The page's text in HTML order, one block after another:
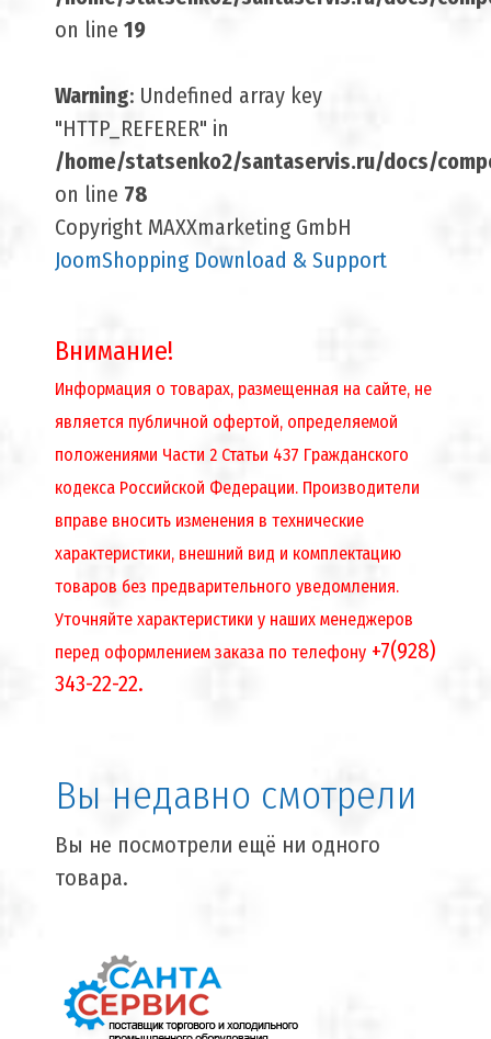
on line 19
Warning: Undefined array key
"HTTP_REFERER" in
/home/statsenko2/santaservis.ru/docs/
on line 78
Copyright MAXXmarketing GmbH
JoomShopping Download & Support
Внимание!
Информация о товарах, размещенная на сайте, не
является публичной офертой, определяемой
положениями Части 2 Статьи 437 Гражданского
кодекса Российской Федерации. Производители
вправе вносить изменения в технические
характеристики, внешний вид и комплектацию
товаров без предварительного уведомления.
Уточняйте характеристики у наших менеджеров
перед оформлением заказа по телефону +7(928)
343-22-22.
Вы недавно смотрели
Вы не посмотрели ещё ни одного
товара.